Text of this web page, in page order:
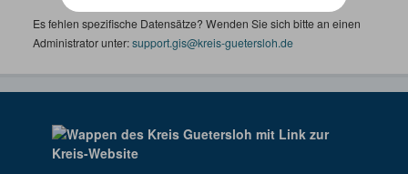
Es fehlen spezifische Datensätze? Wenden Sie sich bitte an einen
Administrator unter:support.gis@kreis-guetersloh.de